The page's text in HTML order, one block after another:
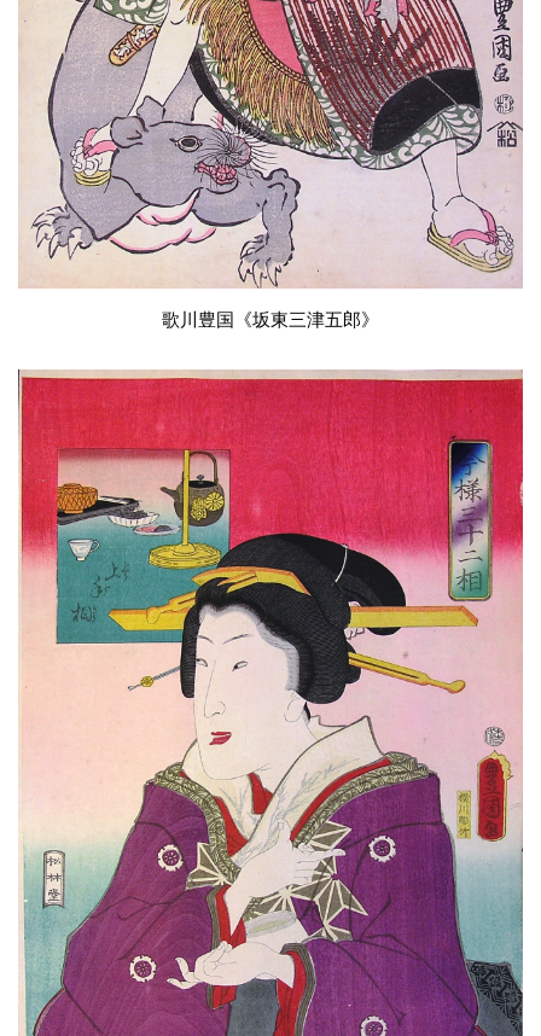
歌川豊国《坂東三津五郎》